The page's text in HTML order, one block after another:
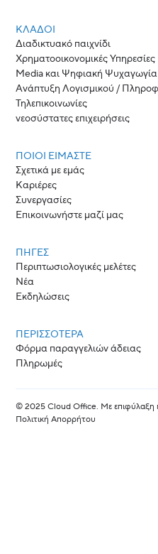
ΚΛΆΔΟΙ
Διαδικτυακό παιχνίδι
Χρηματοοικονομικές Υπηρεσίες
Media και Ψηφιακή Ψυχαγωγία
Ανάπτυξη Λογισμικού /
Τηλεπικοινωνίες
νεοσύστατες επιχειρήσεις
ΠΟΙΟΙ ΕΊΜΑΣΤΕ
Σχετικά με εμάς
Καριέρες
Συνεργασίες
Επικοινωνήστε μαζί μας
ΠΗΓΈΣ
Περιπτωσιολογικές μελέτες
Νέα
Εκδηλώσεις
ΠΕΡΙΣΣΟΤΕΡΑ
Φόρμα παραγγελιών άδειας
Πληρωμές
© 2025 Cloud Office. Με επιφύλαξη
Πολιτική Απορρήτου